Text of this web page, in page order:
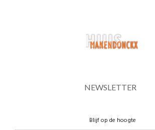
NEWSLETTER
Blijf op de hoogte